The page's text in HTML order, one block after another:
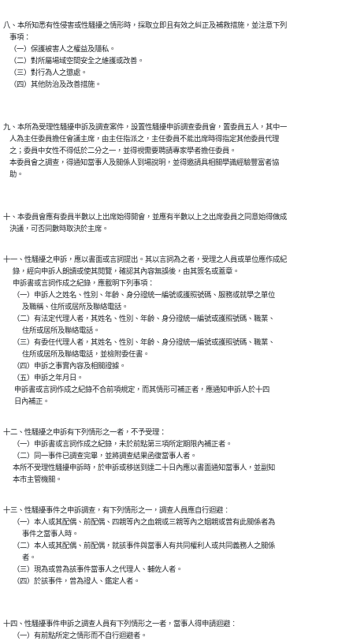
八、本所知悉有性侵害或性騷擾之情形時，採取立即且有效之糾正及補救措施，並注意下列
    事項：
    （一）保護被害人之權益及隱私。
    （二）對所屬場域空間安全之維護或改善。
    （三）對行為人之懲處。
    （四）其他防治及改善措施。
九、本所為受理性騷擾申訴及調查案件，設置性騷擾申訴調查委員會，置委員五人，其中一
    人為主任委員擔任會議主席，由主任指派之，主任委員不能出席時得指定其他委員代理
    之；委員中女性不得低於二分之一，並得視需要聘請專家學者擔任委員。
    本委員會之調查，得通知當事人及關係人到場說明，並得邀請具相關學識經驗豐富者協
    助。
十、本委員會應有委員半數以上出席始得開會，並應有半數以上之出席委員之同意始得做成
    決議，可否同數時取決於主席。
十一、性騷擾之申訴，應以書面或言詞提出。其以言詞為之者，受理之人員或單位應作成紀
      錄，經向申訴人朗讀或使其閱覽，確認其內容無誤後，由其簽名或蓋章。
      申訴書或言詞作成之紀錄，應載明下列事項：
      （一）申訴人之姓名、性別、年齡、身分證統一編號或護照號碼、服務或就學之單位
            及職稱、住所或居所及聯絡電話。
      （二）有法定代理人者，其姓名、性別、年齡、身分證統一編號或護照號碼、職業、
            住所或居所及聯絡電話。
      （三）有委任代理人者，其姓名、性別、年齡、身分證統一編號或護照號碼、職業、
            住所或居所及聯絡電話，並檢附委任書。
      （四）申訴之事實內容及相關證據。
      （五）申訴之年月日。
       申訴書或言詞作成之紀錄不合前項規定，而其情形可補正者，應通知申訴人於十四
       日內補正。
十二、性騷擾之申訴有下列情形之一者，不予受理：
      （一）申訴書或言詞作成之紀錄，未於前點第三項所定期限內補正者。
      （二）同一事件已調查完畢，並將調查結果函復當事人者。
      本所不受理性騷擾申訴時，於申訴或移送到達二十日內應以書面通知當事人，並副知
      本市主管機關。
十三、性騷擾事件之申訴調查，有下列情形之一，調查人員應自行迴避︰
      （一）本人或其配偶、前配偶、四親等內之血親或三親等內之姻親或曾有此關係者為
            事件之當事人時。
      （二）本人或其配偶、前配偶，就該事件與當事人有共同權利人或共同義務人之關係
            者。
      （三）現為或曾為該事件當事人之代理人、輔佐人者。
      （四）於該事件，曾為證人、鑑定人者。
十四、性騷擾事件申訴之調查人員有下列情形之一者，當事人得申請迴避︰
      （一）有前點所定之情形而不自行迴避者。